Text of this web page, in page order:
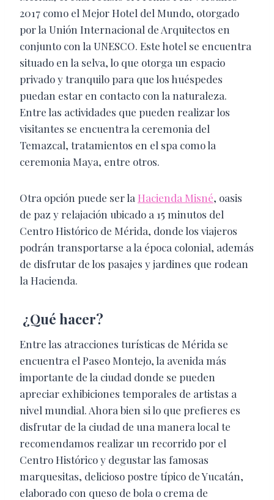
2017 como el Mejor Hotel del Mundo, otorgado
por la Unión Internacional de Arquitectos en
conjunto con la UNESCO. Este hotel se encuentra
situado en la selva, lo que otorga un espacio
privado y tranquilo para que los huéspedes
puedan estar en contacto con la naturaleza.
Entre las actividades que pueden realizar los
visitantes se encuentra la ceremonia del
Temazcal, tratamientos en el spa como la
ceremonia Maya, entre otros.
Otra opción puede ser la Hacienda Misné, oasis
de paz y relajación ubicado a 15 minutos del
Centro Histórico de Mérida, donde los viajeros
podrán transportarse a la época colonial, además
de disfrutar de los pasajes y jardines que rodean
la Hacienda.
¿Qué hacer?
Entre las atracciones turísticas de Mérida se
encuentra el Paseo Montejo, la avenida más
importante de la ciudad donde se pueden
apreciar exhibiciones temporales de artistas a
nivel mundial. Ahora bien si lo que prefieres es
disfrutar de la ciudad de una manera local te
recomendamos realizar un recorrido por el
Centro Histórico y degustar las famosas
marquesitas, delicioso postre típico de Yucatán,
elaborado con queso de bola o crema de